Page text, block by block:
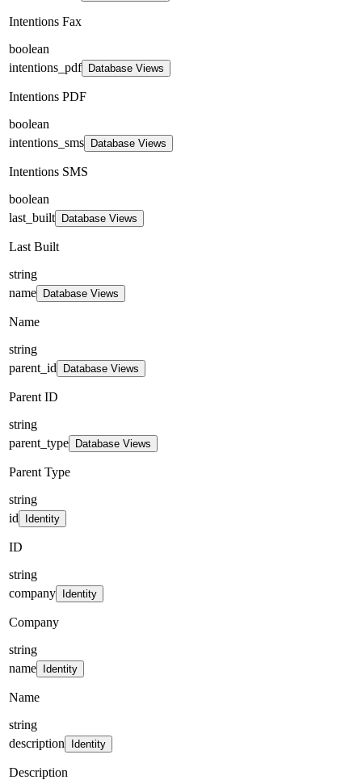
Intentions Fax
boolean
intentions_pdf
Database Views
Intentions PDF
boolean
intentions_sms
Database Views
Intentions SMS
boolean
last_built
Database Views
Last Built
string
name
Database Views
Name
string
parent_id
Database Views
Parent ID
string
parent_type
Database Views
Parent Type
string
id
Identity
ID
string
company
Identity
Company
string
name
Identity
Name
string
description
Identity
Description